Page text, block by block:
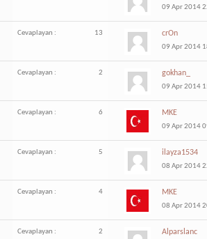
09 Apr 2014
Cevaplayan : 13 crOn
09 Apr 2014
Cevaplayan : 2 gokhan_
09 Apr 2014
Cevaplayan : 6 MKE
09 Apr 2014
Cevaplayan : 5 ilayza1534
08 Apr 2014
Cevaplayan : 4 MKE
08 Apr 2014
Cevaplayan : 2 Alparslanc